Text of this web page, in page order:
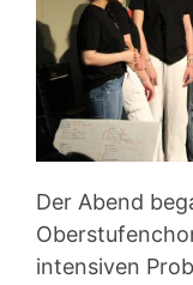
Der Abend
intensiven